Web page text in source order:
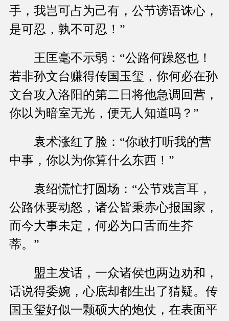
手，我岂可占为己有，公节谤语诛心，
是可忍，孰不可忍！”
王匡毫不示弱：“公路何躁怒也！
若非孙文台赚得传国玉玺，你何必在孙
文台攻入洛阳的第二日将他急调回营，
你以为暗室无光，便无人知道吗？”
袁术涨红了脸：“你敢打听我的营
中事，你以为你算什么东西！”
袁绍慌忙打圆场：“公节戏言耳，
公路休要动怒，诸公皆秉赤心报国家，
而今大事未定，何必为口舌而生芥
蒂。”
盟主发话，一众诸侯也两边劝和，
话说得委婉，心底却都生出了猜疑。传
国玉玺好似一颗硕大的炮仗，在表面平